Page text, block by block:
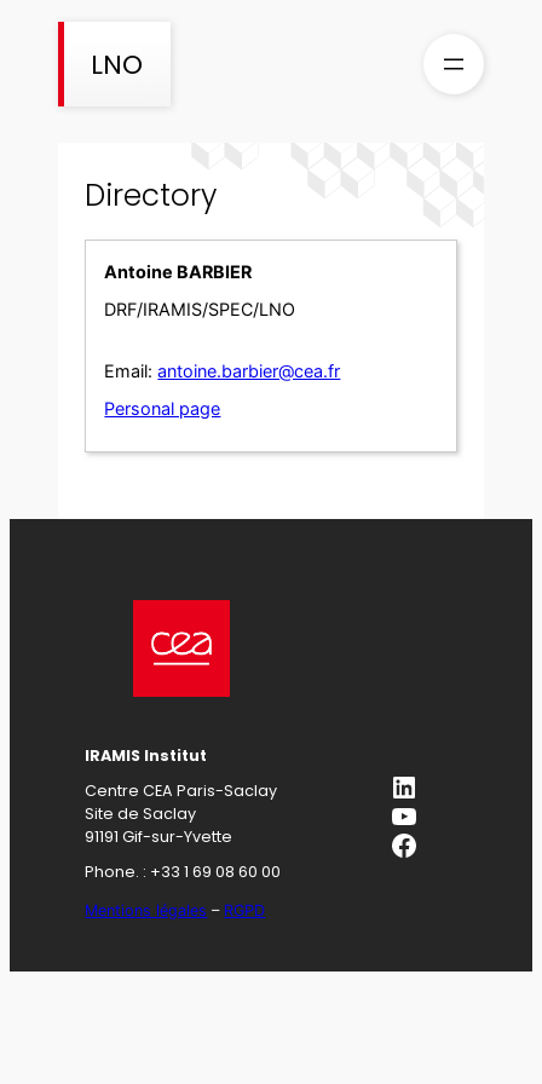
LNO
Directory
Antoine BARBIER
DRF/IRAMIS/SPEC/LNO
Email: antoine.barbier@cea.fr
Personal page
IRAMIS Institut
Centre CEA Paris-Saclay
Site de Saclay
91191 Gif-sur-Yvette
Phone. : +33 1 69 08 60 00
Mentions légales – RGPD
LinkedIn
YouTube
Facebook